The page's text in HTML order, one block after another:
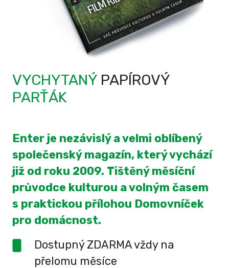
VYCHYTANÝ PAPÍROVÝ
PARŤÁK
Enter je nezávislý a velmi oblíbený
společenský magazín, který vychází
již od roku 2009. Tištěný měsíční
průvodce kulturou a volným časem
s praktickou přílohou Domovníček
pro domácnost.
Dostupný ZDARMA vždy na
přelomu měsíce